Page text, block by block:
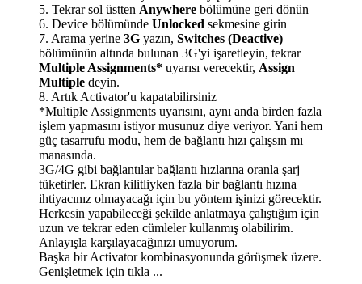
5. Tekrar sol üstten Anywhere bölümüne geri dönün
6. Device bölümünde Unlocked sekmesine girin
7. Arama yerine 3G yazın, Switches (Deactive)
bölümünün altında bulunan 3G'yi işaretleyin, tekrar
Multiple Assignments* uyarısı verecektir, Assign
Multiple deyin.
8. Artık Activator'u kapatabilirsiniz
*Multiple Assignments uyarısını, aynı anda birden fazla
işlem yapmasını istiyor musunuz diye veriyor. Yani hem
güç tasarrufu modu, hem de bağlantı hızı çalışsın mı
manasında.
3G/4G gibi bağlantılar bağlantı hızlarına oranla şarj
tüketirler. Ekran kilitliyken fazla bir bağlantı hızına
ihtiyacınız olmayacağı için bu yöntem işinizi görecektir.
Herkesin yapabileceği şekilde anlatmaya çalıştığım için
uzun ve tekrar eden cümleler kullanmış olabilirim.
Anlayışla karşılayacağınızı umuyorum.
Başka bir Activator kombinasyonunda görüşmek üzere.
Genişletmek için tıkla ...